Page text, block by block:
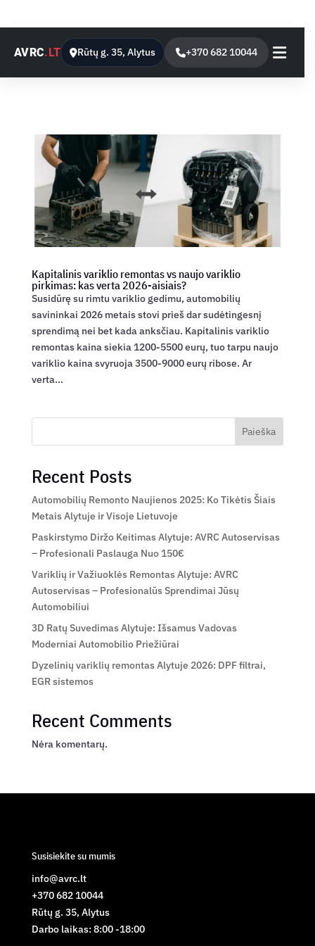
AVRC.LT Rūtų g. 35, Alytus +370 682 10044
Kapitalinis variklio remontas vs naujo variklio
pirkimas: kas verta 2026-aisiais?
Susidūrę su rimtu variklio gedimu, automobilių
savininkai 2026 metais stovi prieš dar sudėtingesnį
sprendimą nei bet kada anksčiau. Kapitalinis variklio
remontas kaina siekia 1200-5500 eurų, tuo tarpu naujo
variklio kaina svyruoja 3500-9000 eurų ribose. Ar
verta...
Paieška
Recent Posts
Automobilių Remonto Naujienos 2025: Ko Tikėtis Šiais
Metais Alytuje ir Visoje Lietuvoje
Paskirstymo Diržo Keitimas Alytuje: AVRC Autoservisas
– Profesionali Paslauga Nuo 150€
Variklių ir Važiuoklės Remontas Alytuje: AVRC
Autoservisas – Profesionalūs Sprendimai Jūsų
Automobiliui
3D Ratų Suvedimas Alytuje: Išsamus Vadovas
Moderniai Automobilio Priežiūrai
Dyzelinių variklių remontas Alytuje 2026: DPF filtrai,
EGR sistemos
Recent Comments
Nėra komentarų.
Susisiekite su mumis
info@avrc.lt
+370 682 10044
Rūtų g. 35, Alytus
Darbo laikas: 8:00 -18:00